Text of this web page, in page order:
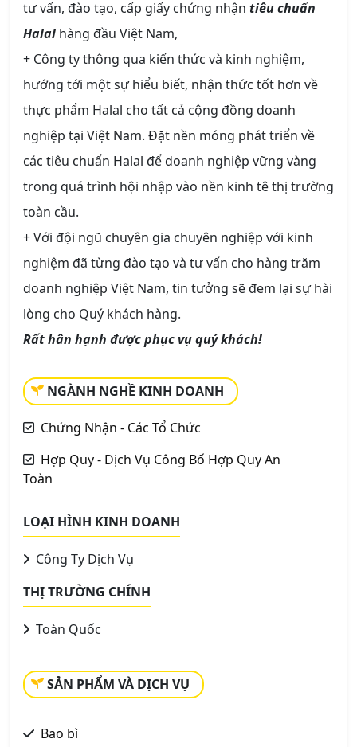
tư vấn, đào tạo, cấp giấy chứng nhận tiêu chuẩn
Halalhàng đầu Việt Nam,
+ Công ty thông qua kiến thức và kinh nghiệm,
hướng tới một sự hiểu biết, nhận thức tốt hơn về
thực phẩm Halal cho tất cả cộng đồng doanh
nghiệp tại Việt Nam. Đặt nền móng phát triển về
các tiêu chuẩn Halal để doanh nghiệp vững vàng
trong quá trình hội nhập vào nền kinh tê thị trường
toàn cầu.
+ Với đội ngũ chuyên gia chuyên nghiệp với kinh
nghiệm đã từng đào tạo và tư vấn cho hàng trăm
doanh nghiệp Việt Nam, tin tưởng sẽ đem lại sự hài
lòng cho Quý khách hàng.
Rất hân hạnh được phục vụ quý khách!
NGÀNH NGHỀ KINH DOANH
Chứng Nhận - Các Tổ Chức
Hợp Quy - Dịch Vụ Công Bố Hợp Quy An
Toàn
LOẠI HÌNH KINH DOANH
Công Ty Dịch Vụ
THỊ TRƯỜNG CHÍNH
Toàn Quốc
SẢN PHẨM VÀ DỊCH VỤ
Bao bì